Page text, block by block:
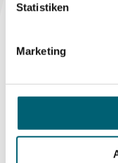
Statistiken
MarketingVor Kurzem
27. November